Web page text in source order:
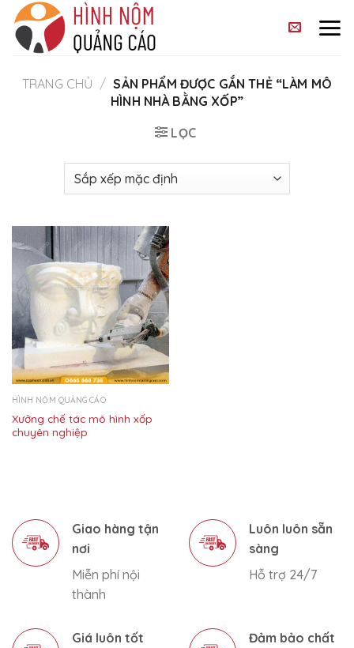
Skip
content
TRANG CHỦ / SẢN PHẨM ĐƯỢC GẮN THẺ “LÀM MÔ
HÌNH NHÀ BẰNG XỐP”
LỌC
HÌNH NỘM QUẢNG CÁO
Xưởng chế tác mô hình xốp
chuyên nghiệp
Giao hàng tận
nơi
Miễn phí nội
thành
Luôn luôn sẵn
sàng
Hỗ trợ 24/7
Giá luôn tốt
Đảm bảo chất